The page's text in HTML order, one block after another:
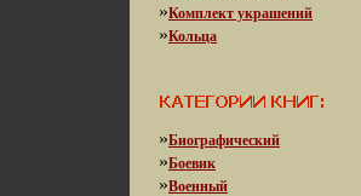
»Комплект украшений
»Кольца
»Биографический
»Боевик
»Военный